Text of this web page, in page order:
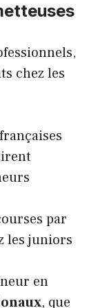
chez les
par
les juniors
en
, que